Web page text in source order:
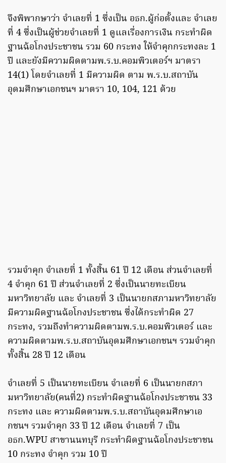
จึงพิพากษาว่า จำเลยที่ 1 ซึ่งเป็น อธก.ผู้ก่อตั้งและ จำเลย
ที่ 4 ซึ่งเป็นผู้ช่วยจำเลยที่ 1 ดูแลเรื่องการเงิน กระทำผิด
ฐานฉ้อโกงประชาชน รวม 60 กระทง ให้จำคุกกระทงละ 1
ปี และยังมีความผิดตามพ.ร.บ.คอมพิวเตอร์ฯ มาตรา
14(1) โดยจำเลยที่ 1 มีความผิด ตาม พ.ร.บ.สถาบัน
อุดมศึกษาเอกชนฯ มาตรา 10, 104, 121 ด้วย
รวมจำคุก จำเลยที่ 1 ทั้งสิ้น 61 ปี 12 เดือน ส่วนจำเลยที่
4 จำคุก 61 ปี ส่วนจำเลยที่ 2 ซึ่งเป็นนายทะเบียน
มหาวิทยาลัย และ จำเลยที่ 3 เป็นนายกสภามหาวิทยาลัย
มีความผิดฐานฉ้อโกงประชาชน ซึ่งได้กระทำผิด 27
กระทง, รวมถึงทำความผิดตามพ.ร.บ.คอมพิวเตอร์ และ
ความผิดตามพ.ร.บ.สถาบันอุดมศึกษาเอกชนฯ รวมจำคุก
ทั้งสิ้น 28 ปี 12 เดือน
จำเลยที่ 5 เป็นนายทะเบียน จำเลยที่ 6 เป็นนายกสภา
มหาวิทยาลัย(คนที่2) กระทำผิดฐานฉ้อโกงประชาชน 33
กระทง และ ความผิดตามพ.ร.บ.สถาบันอุดมศึกษาเอ
กชนฯ รวมจำคุก 33 ปี 12 เดือน จำเลยที่ 7 เป็น
อธก.WPU สาขานนทบุรี กระทำผิดฐานฉ้อโกงประชาชน
10 กระทง จำคุก รวม 10 ปี